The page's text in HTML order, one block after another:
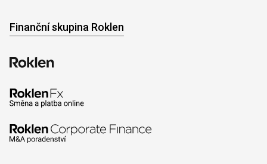
Finanční skupina Roklen